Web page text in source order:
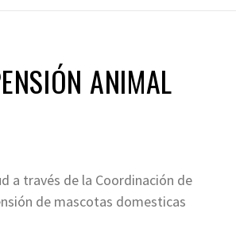
ANIMAL
a través de la Coordinación de
de mascotas domesticas